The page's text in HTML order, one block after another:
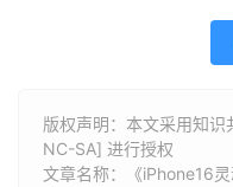
版权声明：本文采用知
NC-SA] 进行授权
文章名称：《iPhone16